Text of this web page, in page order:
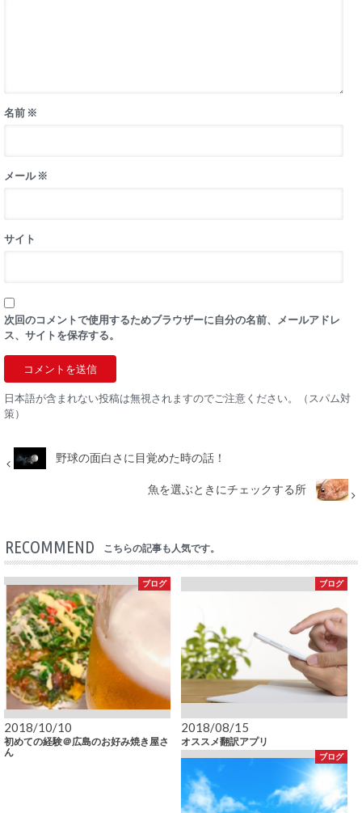
名前 ※
メール※
サイト
次回のコメントで使用するためブラウザーに自分の名前、メールアドレ
ス、サイトを保存する。
日本語が含まれない投稿は無視されますのでご注意ください。（スパム対
策）
野球の面白さに目覚めた時の話！
魚を選ぶときにチェックする所
RECOMMEND こちらの記事も人気です。
ブログ
2018/10/10
初めての経験＠広島のお好み焼き屋さ
ん
ブログ
2018/08/15
オススメ翻訳アプリ
ブログ